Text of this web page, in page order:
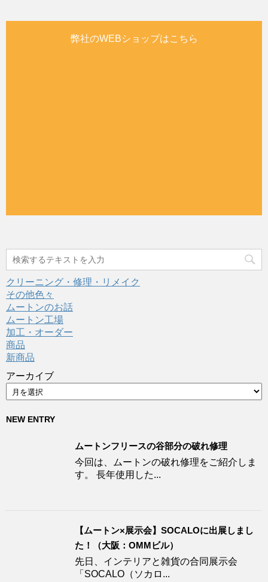
弊社のWEBショップはこちら
クリーニング・修理・リメイク
その他色々
ムートンのお話
ムートン工場
加工・オーダー
商品
新商品
アーカイブ
NEW ENTRY
ムートンフリースの谷部分の破れ修理
今回は、ムートンの破れ修理をご紹介しま
す。 長年使用した...
【ムートン×展示会】SOCALOに出展しまし
た！（大阪：OMMビル）
先日、インテリアと雑貨の合同展示会
「SOCALO（ソカロ...